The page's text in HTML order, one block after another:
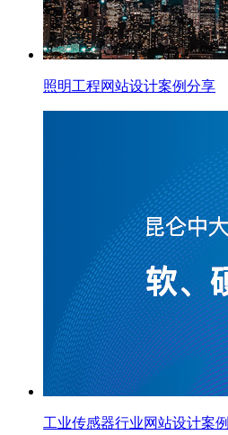
照明工程网站设计案例分享
工业传感器行业网站设计案例